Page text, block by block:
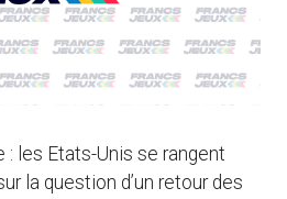
: les Etats-Unis se rangent
la question d’un retour des